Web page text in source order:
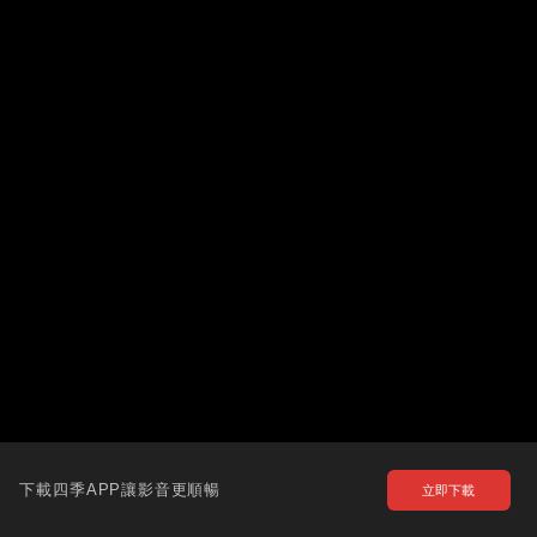
下載四季APP讓影音更順暢 立即下載